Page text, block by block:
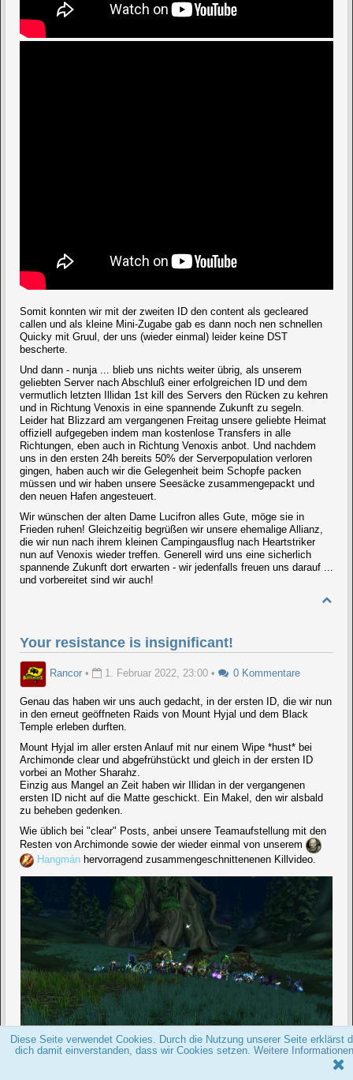
Diese Seite verwendet Cookies. Durch die Nutzung unserer Seite erklärst
dich damit einverstanden, dass wir Cookies setzen. Weitere Informationen
Somit konnten wir mit der zweiten ID den content als gecleared
callen und als kleine Mini-Zugabe gab es dann noch nen schnellen
Quicky mit Gruul, der uns (wieder einmal) leider keine DST
bescherte.
Und dann - nunja ... blieb uns nichts weiter übrig, als unserem
geliebten Server nach Abschluß einer erfolgreichen ID und dem
vermutlich letzten Illidan 1st kill des Servers den Rücken zu kehren
und in Richtung Venoxis in eine spannende Zukunft zu segeln.
Leider hat Blizzard am vergangenen Freitag unsere geliebte Heimat
offiziell aufgegeben indem man kostenlose Transfers in alle
Richtungen, eben auch in Richtung Venoxis anbot. Und nachdem
uns in den ersten 24h bereits 50% der Serverpopulation verloren
gingen, haben auch wir die Gelegenheit beim Schopfe packen
müssen und wir haben unsere Seesäcke zusammengepackt und
den neuen Hafen angesteuert.
Wir wünschen der alten Dame Lucifron alles Gute, möge sie in
Frieden ruhen! Gleichzeitig begrüßen wir unsere ehemalige Allianz,
die wir nun nach ihrem kleinen Campingausflug nach Heartstriker
nun auf Venoxis wieder treffen. Generell wird uns eine sicherlich
spannende Zukunft dort erwarten - wir jedenfalls freuen uns darauf ...
und vorbereitet sind wir auch!
Your resistance is insignificant!
Rancor • 1. Februar 2022, 23:00 • 0 Kommentare
Genau das haben wir uns auch gedacht, in der ersten ID, die wir nun
in den erneut geöffneten Raids von Mount Hyjal und dem Black
Temple erleben durften.
Mount Hyjal im aller ersten Anlauf mit nur einem Wipe *hust* bei
Archimonde clear und abgefrühstückt und gleich in der ersten ID
vorbei an Mother Sharahz.
Einzig aus Mangel an Zeit haben wir Illidan in der vergangenen
ersten ID nicht auf die Matte geschickt. Ein Makel, den wir alsbald
zu beheben gedenken.
Wie üblich bei "clear" Posts, anbei unsere Teamaufstellung mit den
Resten von Archimonde sowie der wieder einmal von unserem
Hangmán hervorragend zusammengeschnittenenen Killvideo.